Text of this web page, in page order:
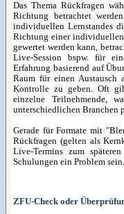
Das Thema Rückfragen
Richtung betrachtet
individuellen Lernstandes
Richtung einer
gewertet werden kann,
Live-Session bspw. für
Erfahrung basierend auf
Raum für einen
Kontrolle zu geben. Oft
einzelne Teilnehmende,
unterschiedlichen Branchen
Gerade für Formate mit
Rückfragen (gelten als
Live-Termins zum
Schulungen ein Problem sein.
ZFU-Check oder